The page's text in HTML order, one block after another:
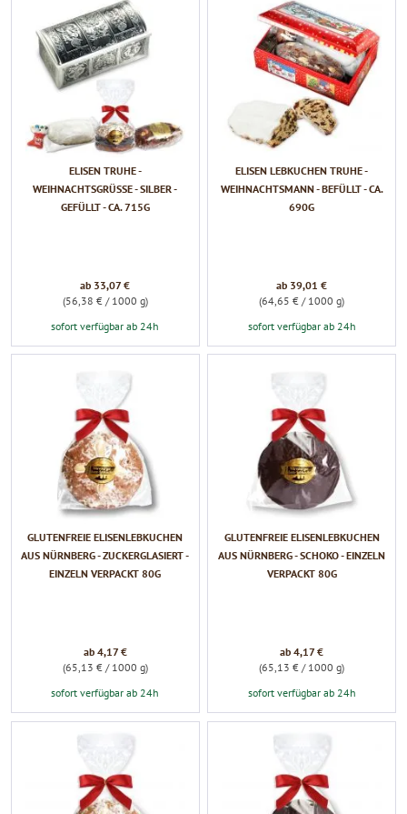
ELISEN TRUHE -
WEIHNACHTSGRÜSSE - SILBER - G
EFÜLLT - CA. 715G
ab 33,07 €
(56,38 € / 1000 g)
sofort verfügbar ab 24h
ELISEN LEBKUCHEN TRUHE -
WEIHNACHTSMANN - BEFÜLLT - CA.
690G
ab 39,01 €
(64,65 € / 1000 g)
sofort verfügbar ab 24h
GLUTENFREIE ELISENLEBKUCHEN
AUS NÜRNBERG - ZUCKERGLASIERT -
EINZELN VERPACKT 80G
ab 4,17 €
(65,13 € / 1000 g)
sofort verfügbar ab 24h
GLUTENFREIE ELISENLEBKUCHEN
AUS NÜRNBERG - SCHOKO - EINZELN
VERPACKT 80G
ab 4,17 €
(65,13 € / 1000 g)
sofort verfügbar ab 24h